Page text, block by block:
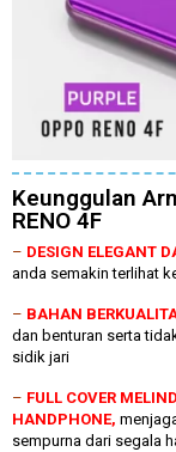
Keunggulan
RENO 4F
– DESIGN ELEGANT
anda semakin terlihat
– BAHAN
dan benturan serta
sidik jari
– FULL COVER
HANDPHONE,
sempurna dari segala